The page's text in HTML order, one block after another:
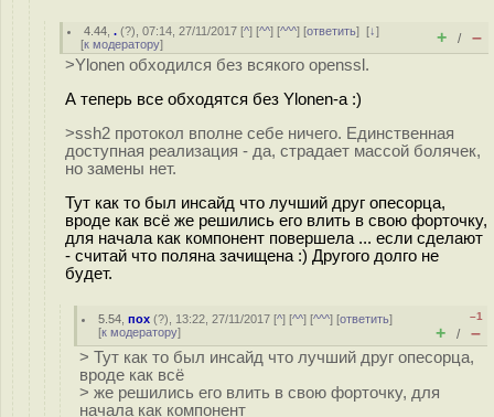
4.44 ,. (?), 07:14, 27/11/2017 [^] [^^] [^^^] [ответить][↓]
[к модератору] + / –
>Ylonen обходился без всякого openssl.
А теперь все обходятся без Ylonen-а :)
>ssh2 протокол вполне себе ничего. Единственная
доступная реализация - да, страдает массой болячек,
но замены нет.
Тут как то был инсайд что лучший друг опесорца,
вроде как всё же решились его влить в свою форточку,
для начала как компонент повершела ... если сделают
- считай что поляна зачищена :) Другого долго не
будет.
5.54 ,пох (?), 13:22, 27/11/2017 [^] [^^] [^^^] [ответить]
[к модератору]
–1
+ / –
> Тут как то был инсайд что лучший друг опесорца,
вроде как всё
> же решились его влить в свою форточку, для
начала как компонент